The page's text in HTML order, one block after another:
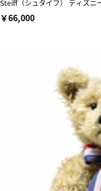
Steiff（シュタイフ） ディズニ
￥66,000